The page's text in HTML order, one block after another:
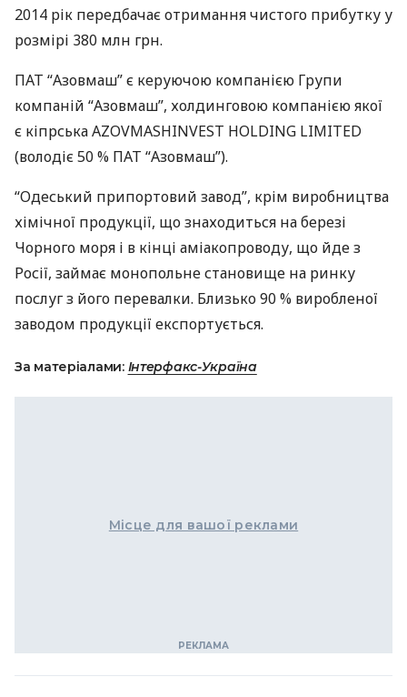
2014 рік передбачає отримання чистого прибутку у
розмірі 380 млн грн.
ПАТ “Азовмаш” є керуючою компанією Групи
компаній “Азовмаш”, холдинговою компанією якої
є кіпрськаAZOVMASHINVEST HOLDING LIMITED
(володіє 50 % ПАТ “Азовмаш”).
“Одеський припортовий завод”, крім виробництва
хімічної продукції, що знаходиться на березі
Чорного моря і в кінці аміакопроводу, що йде з
Росії, займає монопольне становище на ринку
послуг з його перевалки. Близько 90 % виробленої
заводом продукції експортується.
За матеріалами: Інтерфакс-Україна
Місце для вашої реклами